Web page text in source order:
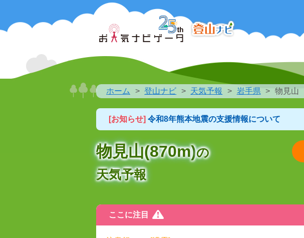
ホーム 登山ナビ 天気予報 岩手県 物見山
[お知らせ] 令和8年熊本地震の支援情報について
物見山(870m)の
天気予報
ここに注目